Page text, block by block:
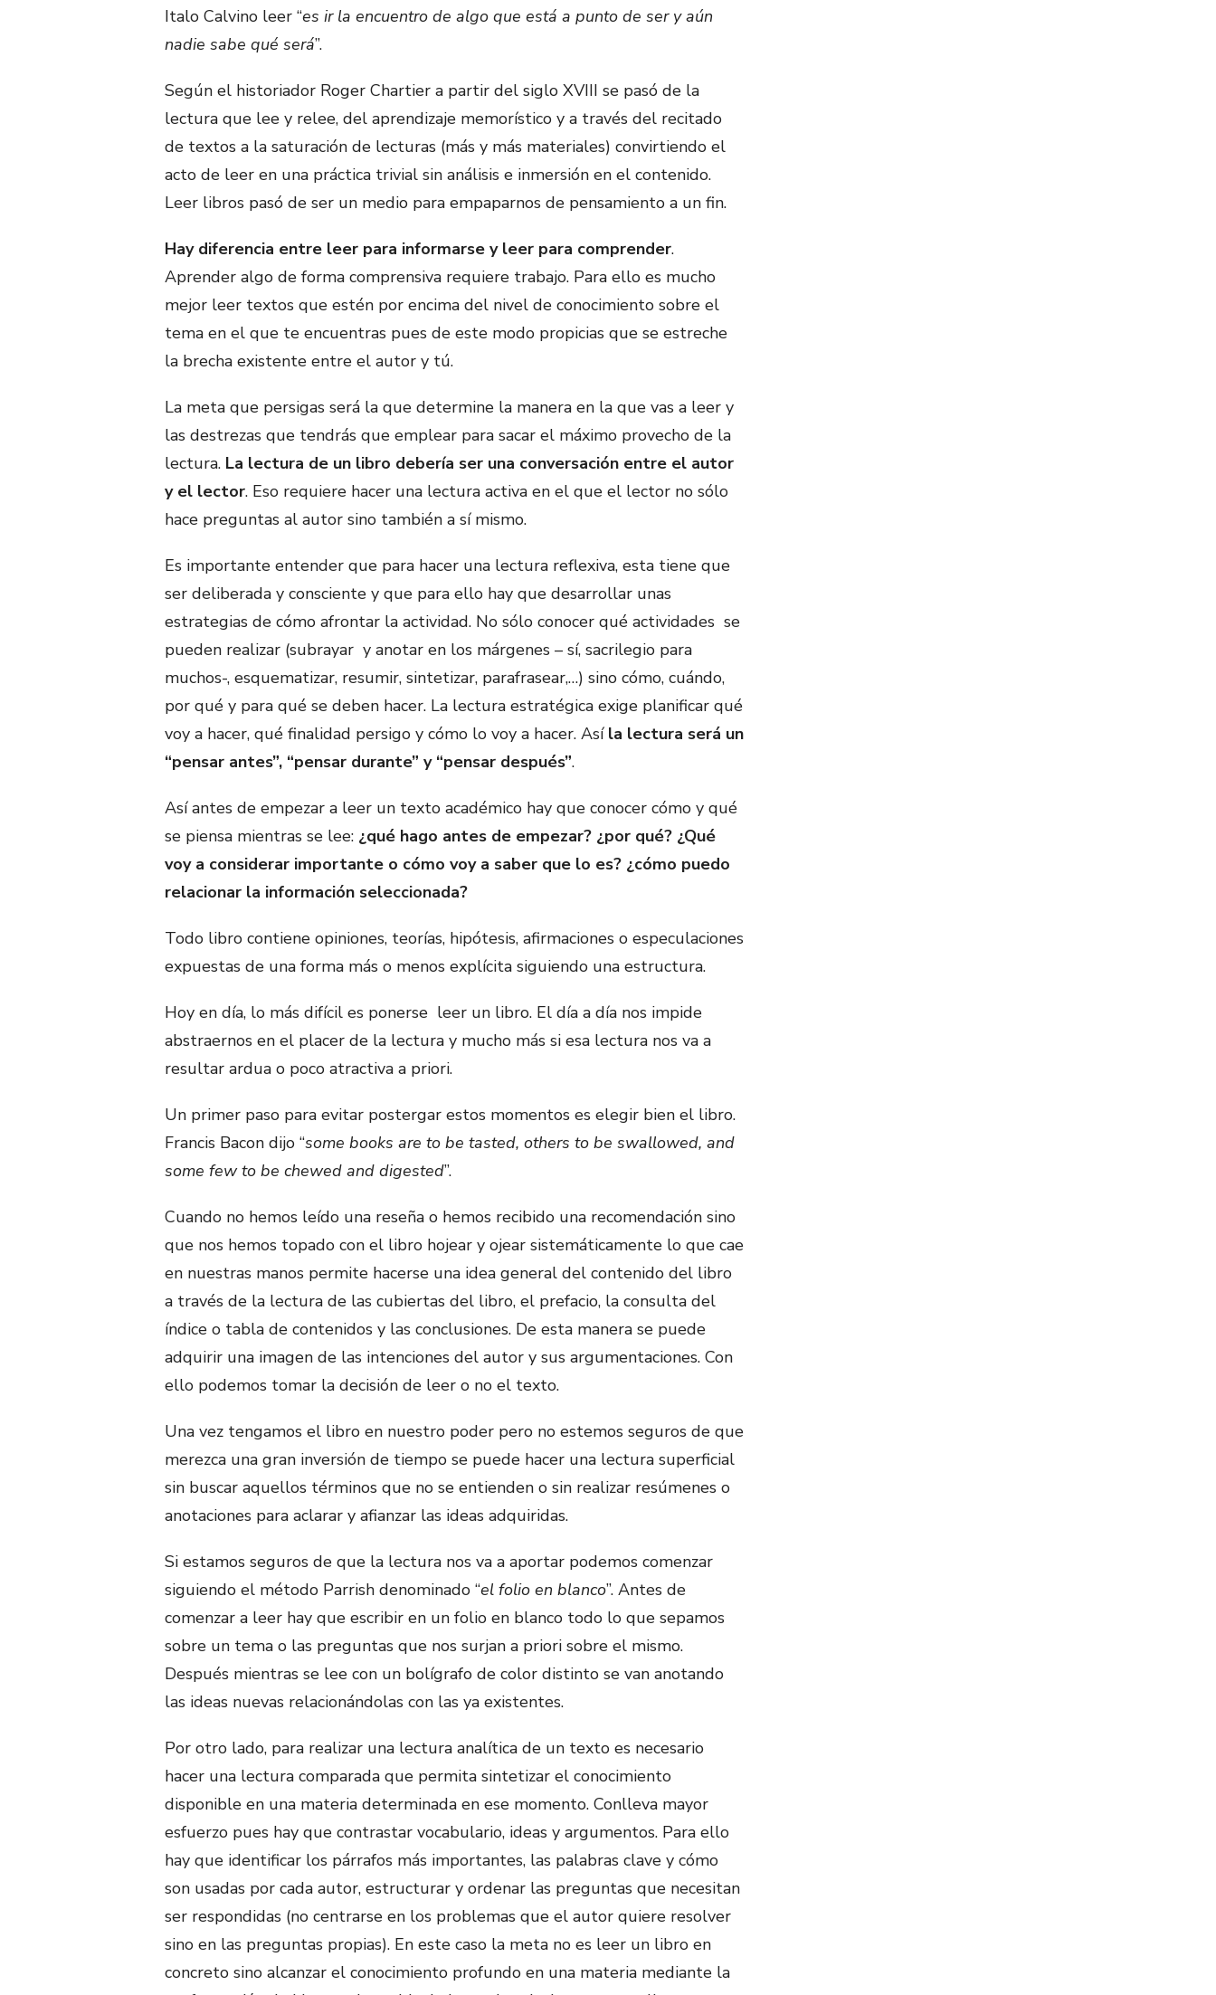
Italo Calvino leer “es ir la encuentro de algo que está a punto de ser y aún
nadie sabe qué será”.
Según el historiador Roger Chartier a partir del siglo XVIII se pasó de la
lectura que lee y relee, del aprendizaje memorístico y a través del recitado
de textos a la saturación de lecturas (más y más materiales) convirtiendo el
acto de leer en una práctica trivial sin análisis e inmersión en el contenido.
Leer libros pasó de ser un medio para empaparnos de pensamiento a un fin.
Hay diferencia entre leer para informarse y leer para comprender.
Aprender algo de forma comprensiva requiere trabajo. Para ello es mucho
mejor leer textos que estén por encima del nivel de conocimiento sobre el
tema en el que te encuentras pues de este modo propicias que se estreche
la brecha existente entre el autor y tú.
La meta que persigas será la que determine la manera en la que vas a leer y
las destrezas que tendrás que emplear para sacar el máximo provecho de la
lectura. La lectura de un libro debería ser una conversación entre el autor
y el lector. Eso requiere hacer una lectura activa en el que el lector no sólo
hace preguntas al autor sino también a sí mismo.
Es importante entender que para hacer una lectura reflexiva, esta tiene que
ser deliberada y consciente y que para ello hay que desarrollar unas
estrategias de cómo afrontar la actividad. No sólo conocer qué actividades se
pueden realizar (subrayar y anotar en los márgenes – sí, sacrilegio para
muchos-, esquematizar, resumir, sintetizar, parafrasear,…) sino cómo, cuándo,
por qué y para qué se deben hacer. La lectura estratégica exige planificar qué
voy a hacer, qué finalidad persigo y cómo lo voy a hacer. Así la lectura será un
“pensar antes”, “pensar durante” y “pensar después”.
Así antes de empezar a leer un texto académico hay que conocer cómo y qué
se piensa mientras se lee: ¿qué hago antes de empezar? ¿por qué? ¿Qué
voy a considerar importante o cómo voy a saber que lo es? ¿cómo puedo
relacionar la información seleccionada?
Todo libro contiene opiniones, teorías, hipótesis, afirmaciones o especulaciones
expuestas de una forma más o menos explícita siguiendo una estructura.
Hoy en día, lo más difícil es ponerse leer un libro. El día a día nos impide
abstraernos en el placer de la lectura y mucho más si esa lectura nos va a
resultar ardua o poco atractiva a priori.
Un primer paso para evitar postergar estos momentos es elegir bien el libro.
Francis Bacon dijo “some books are to be tasted, others to be swallowed, and
some few to be chewed and digested”.
Cuando no hemos leído una reseña o hemos recibido una recomendación sino
que nos hemos topado con el libro hojear y ojear sistemáticamente lo que cae
en nuestras manos permite hacerse una idea general del contenido del libro
a través de la lectura de las cubiertas del libro, el prefacio, la consulta del
índice o tabla de contenidos y las conclusiones. De esta manera se puede
adquirir una imagen de las intenciones del autor y sus argumentaciones. Con
ello podemos tomar la decisión de leer o no el texto.
Una vez tengamos el libro en nuestro poder pero no estemos seguros de que
merezca una gran inversión de tiempo se puede hacer una lectura superficial
sin buscar aquellos términos que no se entienden o sin realizar resúmenes o
anotaciones para aclarar y afianzar las ideas adquiridas.
Si estamos seguros de que la lectura nos va a aportar podemos comenzar
siguiendo el método Parrish denominado “el folio en blanco”. Antes de
comenzar a leer hay que escribir en un folio en blanco todo lo que sepamos
sobre un tema o las preguntas que nos surjan a priori sobre el mismo.
Después mientras se lee con un bolígrafo de color distinto se van anotando
las ideas nuevas relacionándolas con las ya existentes.
Por otro lado, para realizar una lectura analítica de un texto es necesario
hacer una lectura comparada que permita sintetizar el conocimiento
disponible en una materia determinada en ese momento. Conlleva mayor
esfuerzo pues hay que contrastar vocabulario, ideas y argumentos. Para ello
hay que identificar los párrafos más importantes, las palabras clave y cómo
son usadas por cada autor, estructurar y ordenar las preguntas que necesitan
ser respondidas (no centrarse en los problemas que el autor quiere resolver
sino en las preguntas propias). En este caso la meta no es leer un libro en
concreto sino alcanzar el conocimiento profundo en una materia mediante la